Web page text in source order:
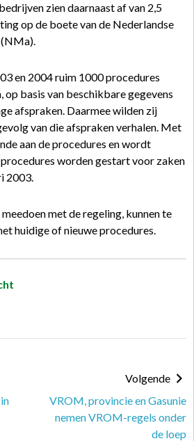
zien daarnaast af van 2,5
op de boete van de Nederlandse
en 2004 ruim 1000 procedures
basis van beschikbare gegevens
afspraken. Daarmee wilden zij
van die afspraken verhalen. Met
aan de procedures en wordt
worden gestart voor zaken
2003.
met de regeling, kunnen te
huidige of nieuwe procedures.
Volgende
VROM, provincie en Gasunie
nemen VROM-regels onder
de loep